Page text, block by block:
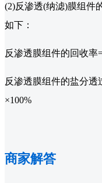
(2)反渗透(纳滤)膜组件
如下：
反渗透膜组件的回收率
反渗透膜组件的盐分透
×100%
商家解答